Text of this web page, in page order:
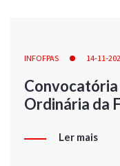
INFOFPAS 14-11-
Ordinária da
Ler mais